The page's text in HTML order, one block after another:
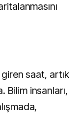
saat, artık
insanları,